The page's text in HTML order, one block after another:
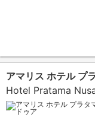
アマリス ホテル プ
Hotel Pratama